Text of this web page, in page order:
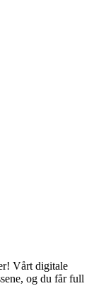
Vårt digitale
og du får full